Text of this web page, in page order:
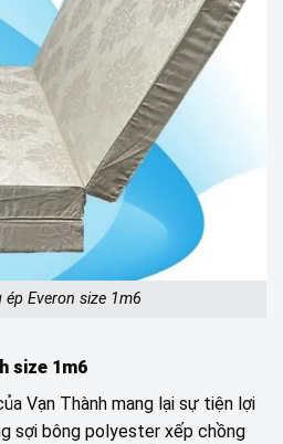
ép Everon size 1m6
size 1m6
Vạn Thành mang lại sự tiện lợi
sợi bông polyester xếp chồng